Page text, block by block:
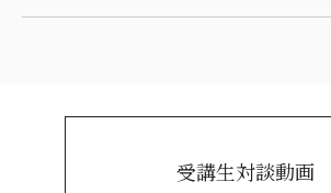
受講生対談動画